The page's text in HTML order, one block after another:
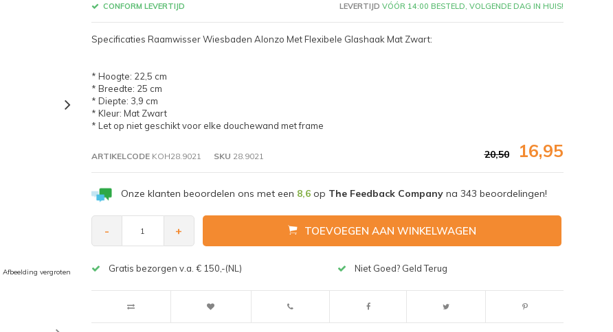
Afbeelding vergroten Afbeelding vergroten
CONFORM LEVERTIJD LEVERTIJD VÓÓR 14:00 BESTELD, VOLGENDE DAG IN HUIS!
Specificaties Raamwisser Wiesbaden Alonzo Met Flexibele Glashaak Mat Zwart:
* Hoogte: 22,5 cm
* Breedte: 25 cm
* Diepte: 3,9 cm
* Kleur: Mat Zwart
* Let op niet geschikt voor elke douchewand met frame
ARTIKELCODEKOH28.9021 SKU 28.9021 20,50 16,95
Onze klanten beoordelen ons met een 8,6op The Feedback Companyna 343 beoordelingen!
- + TOEVOEGEN AAN WINKELWAGEN
Gratis bezorgen v.a. € 150,-(NL) Niet Goed? Geld Terug